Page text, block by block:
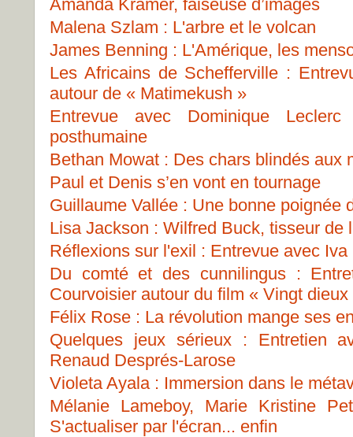
Amanda Kramer, faiseuse d’images
Malena Szlam : L'arbre et le volcan
James Benning : L'Amérique, les
Les Africains de Schefferville :
autour de « Matimekush »
Entrevue avec Dominique
posthumaine
Bethan Mowat : Des chars blindés aux
Paul et Denis s’en vont en tournage
Guillaume Vallée : Une bonne poignée
Lisa Jackson : Wilfred Buck, tisseur de
Réflexions sur l'exil : Entrevue avec
Du comté et des cunnilingus :
Courvoisier autour du film « Vingt dieux
Félix Rose : La révolution mange ses
Quelques jeux sérieux : Entretien
Renaud Després-Larose
Violeta Ayala : Immersion dans le
Mélanie Lameboy, Marie Kristine
S'actualiser par l'écran... enfin